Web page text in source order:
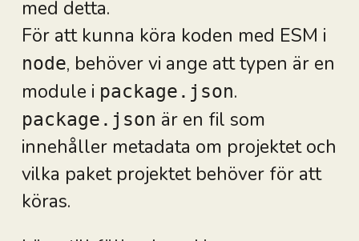
med detta.
För att kunna köra koden med ESM i
node, behöver vi ange att typen är en
module i package.json.
package.json är en fil som
innehåller metadata om projektet och
vilka paket projektet behöver för att
köras.